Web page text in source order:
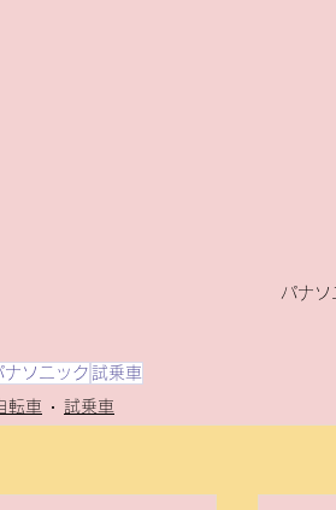
パナソ
ナソニック 試乗車
転車
試乗車